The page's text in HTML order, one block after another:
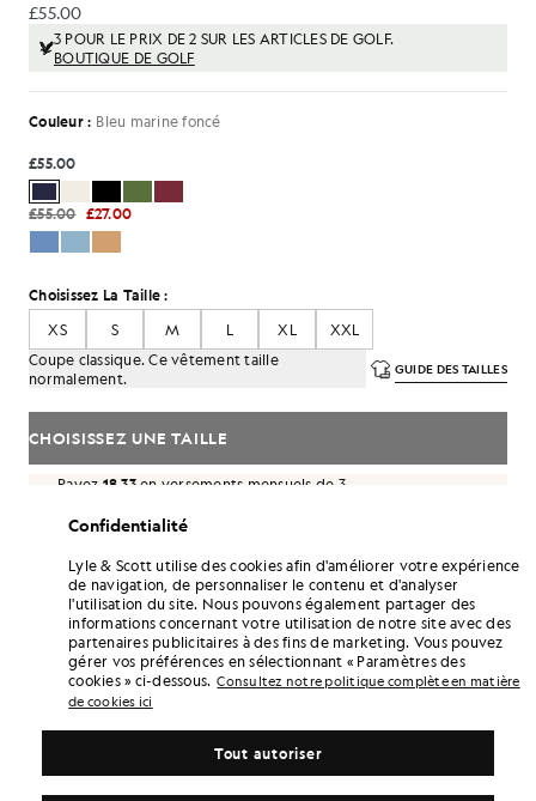
£55.00
£55.00
3 POUR LE PRIX DE 2 SUR LES ARTICLES DE GOLF.
BOUTIQUE DE GOLF
Couleur : Bleu marine foncé
£55.00
£55.00 £27.00
Choisissez La Taille :
XS
S M L XL
XXL
Coupe classique. Ce vêtement taille
normalement.
GUIDE DES TAILLES
CHOISISSEZ UNE TAILLE
Payez 18.33en versements mensuels de 3
Livraison à domicile et points de retrait. Retours et échanges
gratuits.
Gagnez le double de points ! Cumulez des
points «330 » grâce à cet achat.
6 points = 1,00 £GB
S'INSCRIRE
DÉTAILS DU PRODUIT
COMPOSITION ET ENTRETIEN
Confidentialité
Lyle & Scott utilise des cookies afin d'améliorer votre expérience
de navigation, de personnaliser le contenu et d'analyser
l'utilisation du site. Nous pouvons également partager des
informations concernant votre utilisation de notre site avec des
partenaires publicitaires à des fins de marketing. Vous pouvez
gérer vos préférences en sélectionnant « Paramètres des
cookies » ci-dessous. Consultez notre politique complète en matière
de cookies ici
Tout autoriser